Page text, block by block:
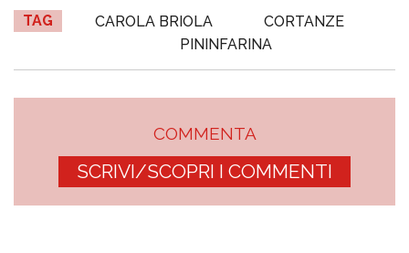
TAG CAROLA BRIOLA
CORTANZE
PININFARINA
COMMENTA
SCRIVI/SCOPRI I COMMENTI